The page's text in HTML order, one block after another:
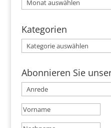
Kategorien
Kategorien
Abonnieren Sie